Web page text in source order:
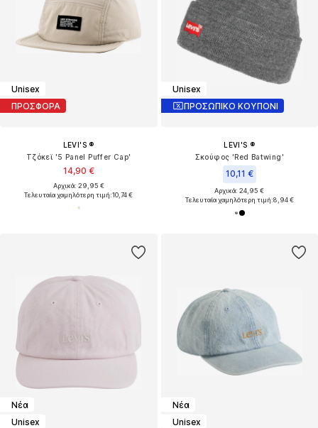
Unisex
ΠΡΟΣΦΟΡΑ
LEVI'S ®
Τζόκεϊ '5 Panel Puffer Cap'
14,90 €
Αρχικά: 29,95 €
Τελευταία χαμηλότερη τιμή:10,74 €
Unisex
ΠΡΟΣΩΠΙΚΟ ΚΟΥΠΟΝΙ
LEVI'S ®
Σκούφος 'Red Batwing'
10,11 €
Αρχικά: 24,95 €
Τελευταία χαμηλότερη τιμή:8,94 €
Νέα
Unisex
Νέα
Unisex